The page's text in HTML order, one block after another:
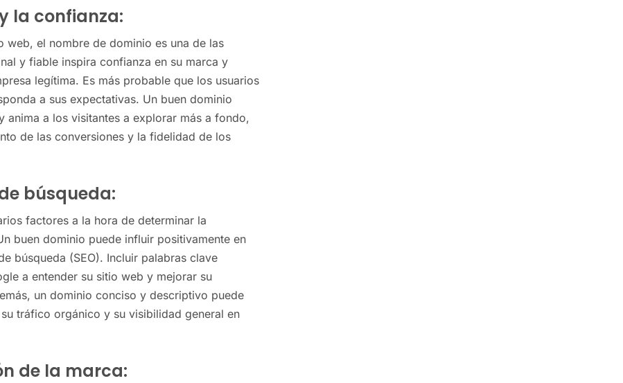
la confianza:
web, el nombre de dominio es una de las
y fiable inspira confianza en su marca y
legítima. Es más probable que los usuarios
a sus expectativas. Un buen dominio
a los visitantes a explorar más a fondo,
de las conversiones y la fidelidad de los
búsqueda:
factores a la hora de determinar la
buen dominio puede influir positivamente en
búsqueda (SEO). Incluir palabras clave
a entender su sitio web y mejorar su
un dominio conciso y descriptivo puede
tráfico orgánico y su visibilidad general en
de la marca: